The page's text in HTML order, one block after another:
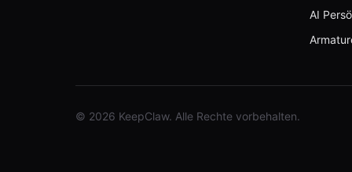
AI
© 2026 KeepClaw. Alle Rechte vorbehalten.